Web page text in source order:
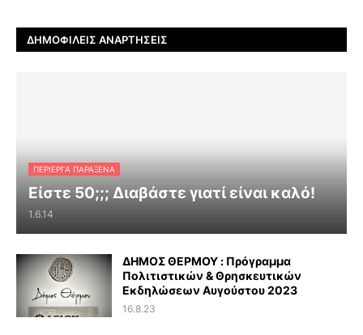
ΔΗΜΟΦΙΛΕΊΣ ΑΝΑΡΤΉΣΕΙΣ
ΠΕΡΊΕΡΓΑ ΠΑΡΆΞΕΝΑ
Είστε 50;;; Διαβάστε γιατί είναι καλό!
1.6.14
ΔΗΜΟΣ ΘΕΡΜΟΥ : Πρόγραμμα
Πολιτιστικών & Θρησκευτικών
Εκδηλώσεων Αυγούστου 2023
16.8.23